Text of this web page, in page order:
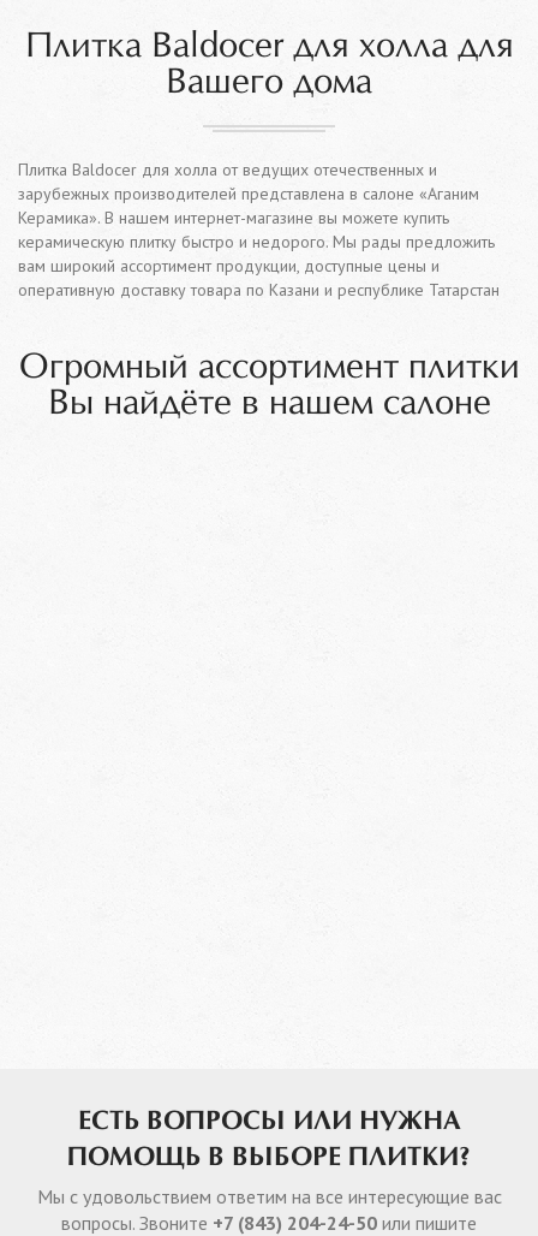
Плитка Baldocer для холла для
Вашего дома
Плитка Baldocer для холла от ведущих отечественных и
зарубежных производителей представлена в салоне «Аганим
Керамика». В нашем интернет-магазине вы можете купить
керамическую плитку быстро и недорого. Мы рады предложить
вам широкий ассортимент продукции, доступные цены и
оперативную доставку товара по Казани и республике Татарстан
Огромный ассортимент плитки
Вы найдёте в нашем салоне
ЕСТЬ ВОПРОСЫ ИЛИ НУЖНА
ПОМОЩЬ В ВЫБОРЕ ПЛИТКИ?
Мы с удовольствием ответим на все интересующие вас
вопросы. Звоните +7 (843) 204-24-50 или пишите